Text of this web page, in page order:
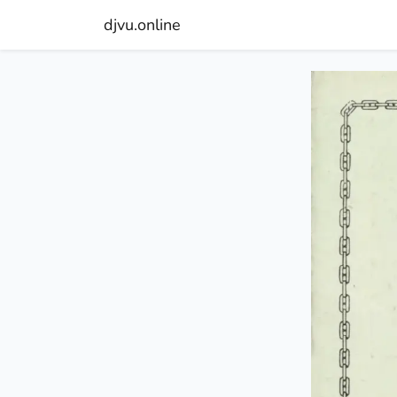
djvu.online